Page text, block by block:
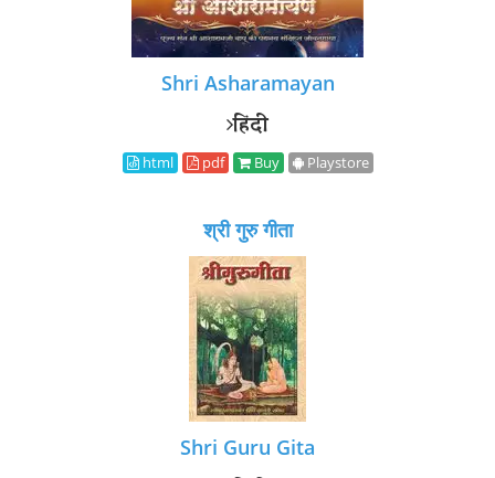
Shri Asharamayan
हिंदी
html pdf Buy Playstore
श्री गुरु गीता
Shri Guru Gita